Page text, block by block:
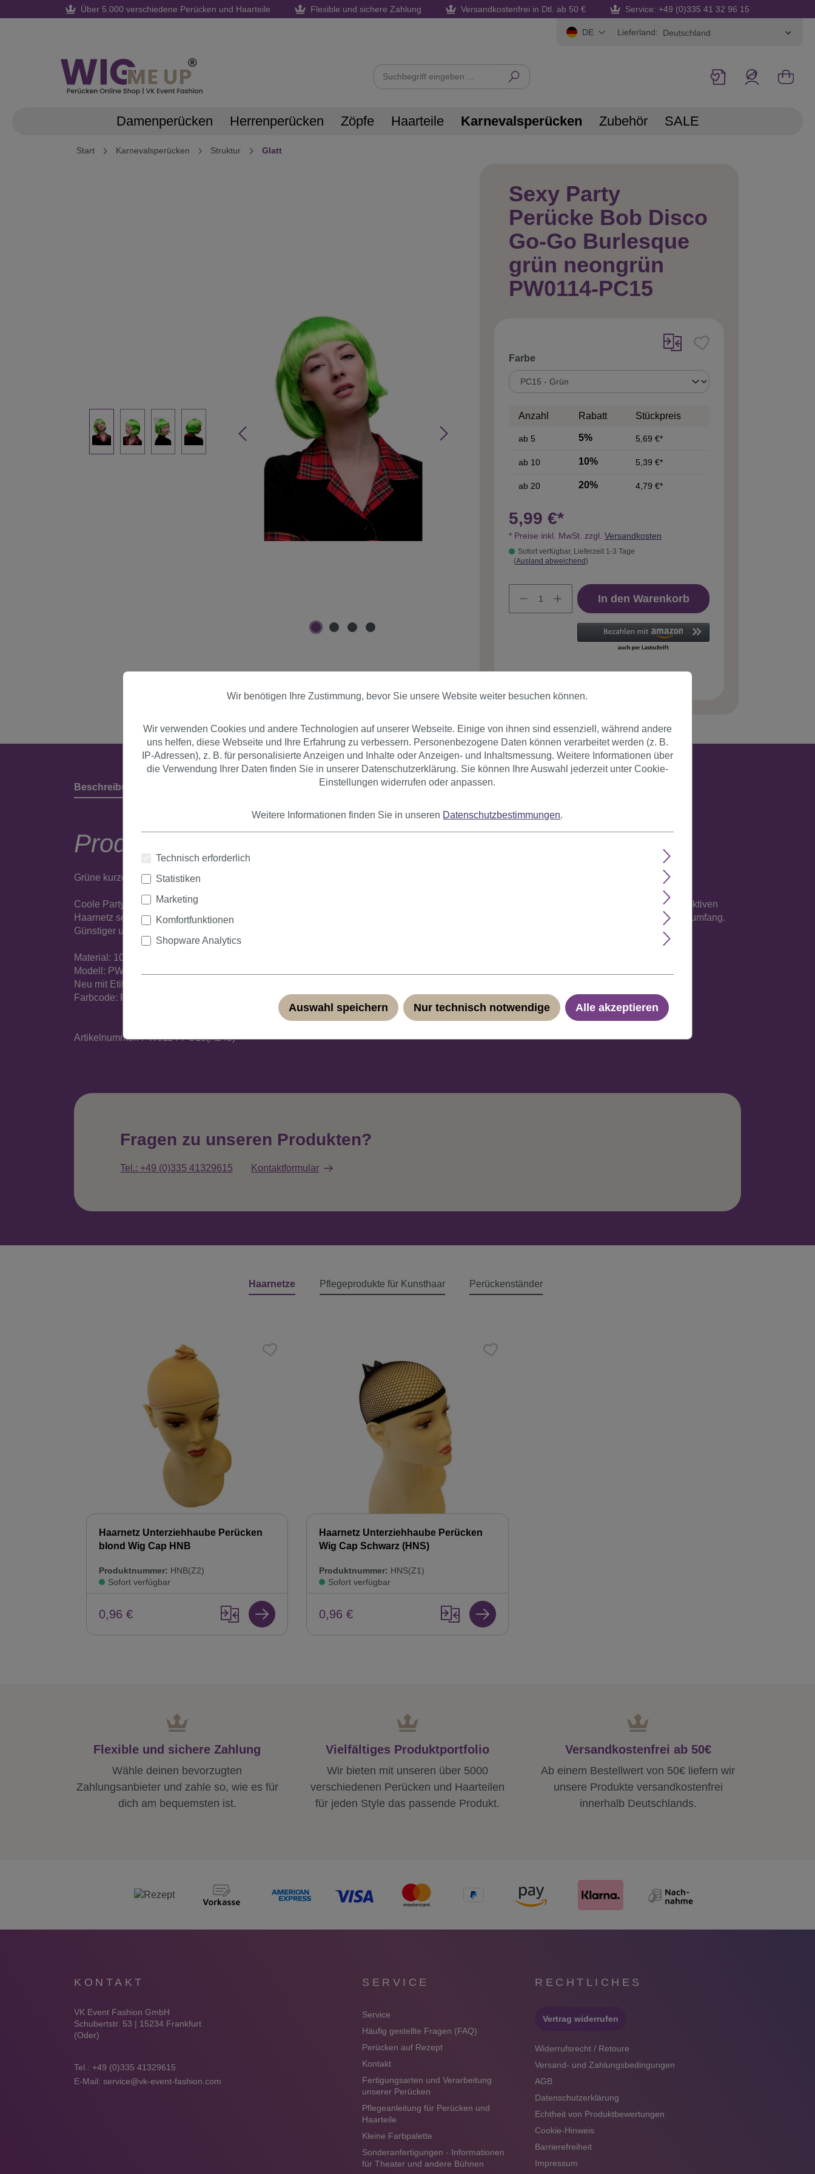
Zur Hauptnavigation springen
Über 5.000 verschiedene Perücken und Haarteile Flexible und sichere Zahlung Versandkostenfrei in Dtl. ab 50 € Service: +49 (0)335 41 32 96 15
DE Lieferland:
Damenperücken Herrenperücken Zöpfe Haarteile Karnevalsperücken Zubehör SALE
Start Karnevalsperücken Struktur Glatt
Sexy Party
Perücke Bob Disco
Go-Go Burlesque
grün neongrün
PW0114-PC15
Farbeauswählen
Anzahl Rabatt Stückpreis
ab 5 5% 5,69 €*
ab 10 10% 5,39 €*
ab 20 20% 4,79 €*
5,99 €*
* Preise inkl. MwSt. zzgl. Versandkosten
Sofort verfügbar, Lieferzeit 1-3 Tage
(Ausland abweichend)
In den Warenkorb
Beschreibung Bewertungen
Produktbeschreibung
Grüne kurze Faschingsperücke mit Bob-Schnitt.
Coole Party-Perücke aus Kunstfaser, der Hingucker auf jeder Kostümparty! Das geringe Eigengewicht und die Verarbeitung auf einem atmungsaktiven
Haarnetz sorgen für ein angenehmes Tragegefühl. Durch das Haarnetz passt sich die Perücke jeder Kopfgrösse an, maximal jedoch 62 cm Kopfumfang.
Günstiger und diskreter Versand.
Material: 100% Polyester
Modell: PW0114
Neu mit Etikett
Farbcode: PC15
Artikelnummer: PW0114-PC15(A245)
Fragen zu unseren Produkten?
Tel.: +49 (0)335 41329615 Kontaktformular
Haarnetze Pflegeprodukte für Kunsthaar Perückenständer
Haarnetz Unterziehhaube Perücken
blond Wig Cap HNB
Produktnummer: HNB(Z2)
Sofort verfügbar
0,96 €
Haarnetz Unterziehhaube Perücken
Wig Cap Schwarz (HNS)
Produktnummer: HNS(Z1)
Sofort verfügbar
0,96 €
Flexible und sichere Zahlung
Wähle deinen bevorzugten
Zahlungsanbieter und zahle so, wie es für
dich am bequemsten ist.
Vielfältiges Produktportfolio
Wir bieten mit unseren über 5000
verschiedenen Perücken und Haarteilen
für jeden Style das passende Produkt.
Versandkostenfrei ab 50€
Ab einem Bestellwert von 50€ liefern wir
unsere Produkte versandkostenfrei
innerhalb Deutschlands.
KONTAKT
VK Event Fashion GmbH
Schubertstr. 53 | 15234 Frankfurt
(Oder)
Tel.: +49 (0)335 41329615
E-Mail: service@vk-event-fashion.com
SERVICE
Service
Häufig gestellte Fragen (FAQ)
Perücken auf Rezept
Kontakt
Fertigungsarten und Verarbeitung
unserer Perücken
Pflegeanleitung für Perücken und
Haarteile
Kleine Farbpalette
Sonderanfertigungen - Informationen
für Theater und andere Bühnen
RECHTLICHES
Vertrag widerrufen
Widerrufsrecht / Retoure
Versand- und Zahlungsbedingungen
AGB
Datenschutzerklärung
Echtheit von Produktbewertungen
Cookie-Hinweis
Barrierefreiheit
Impressum
Wir benötigen Ihre Zustimmung, bevor Sie unsere Website weiter besuchen können.
Wir verwenden Cookies und andere Technologien auf unserer Webseite. Einige von ihnen sind essenziell, während andere
uns helfen, diese Webseite und Ihre Erfahrung zu verbessern. Personenbezogene Daten können verarbeitet werden (z. B.
IP-Adressen), z. B. für personalisierte Anzeigen und Inhalte oder Anzeigen- und Inhaltsmessung. Weitere Informationen über
die Verwendung Ihrer Daten finden Sie in unserer Datenschutzerklärung. Sie können Ihre Auswahl jederzeit unter Cookie-
Einstellungen widerrufen oder anpassen.
Weitere Informationen finden Sie in unseren Datenschutzbestimmungen.
Technisch erforderlich
Statistiken
Marketing
Komfortfunktionen
Shopware Analytics
Auswahl speichern Nur technisch notwendige Alle akzeptieren